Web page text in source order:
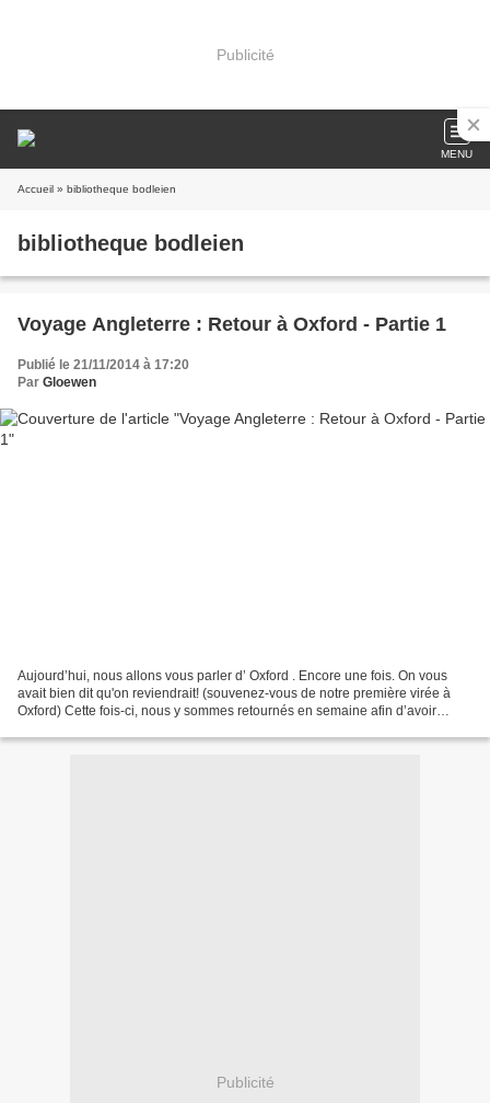
Publicité
MENU
Accueil » bibliotheque bodleien
bibliotheque bodleien
Voyage Angleterre : Retour à Oxford - Partie 1
Publié le 21/11/2014 à 17:20
Par Gloewen
Aujourd’hui, nous allons vous parler d’ Oxford . Encore une fois. On vous
avait bien dit qu'on reviendrait! (souvenez-vous de notre première virée à
Oxford) Cette fois-ci, nous y sommes retournés en semaine afin d’avoir
Publicité